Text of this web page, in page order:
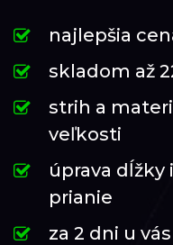
najlepšia
skladom až
strih a
veľkosti
úprava dĺžky
prianie
za 2 dni u